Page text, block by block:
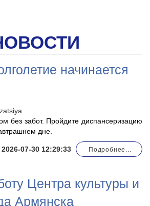
начинается
2026-07-30 12:29:33
без забот. Пройдите диспансеризацию
дне.
Подробнее...
Центра культуры и
Армянска